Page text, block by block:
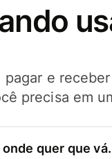
e
precisa em
quer que vá.